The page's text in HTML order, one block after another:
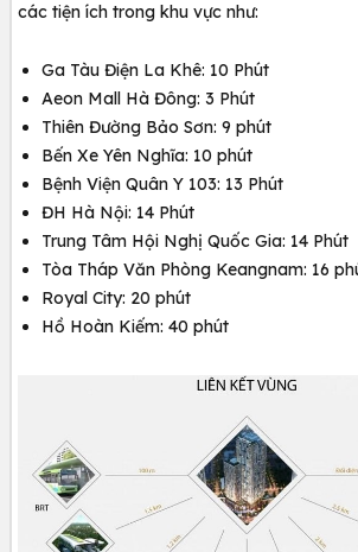
các tiện ích trong khu vực như:
Ga Tàu Điện La Khê: 10 Phút
Aeon Mall Hà Đông: 3 Phút
Thiên Đường Bảo Sơn: 9 phút
Bến Xe Yên Nghĩa: 10 phút
Bệnh Viện Quân Y 103: 13 Phút
ĐH Hà Nội: 14 Phút
Trung Tâm Hội Nghị Quốc Gia: 14 Phút
Tòa Tháp Văn Phòng Keangnam: 16
Royal City: 20 phút
Hồ Hoàn Kiếm: 40 phút